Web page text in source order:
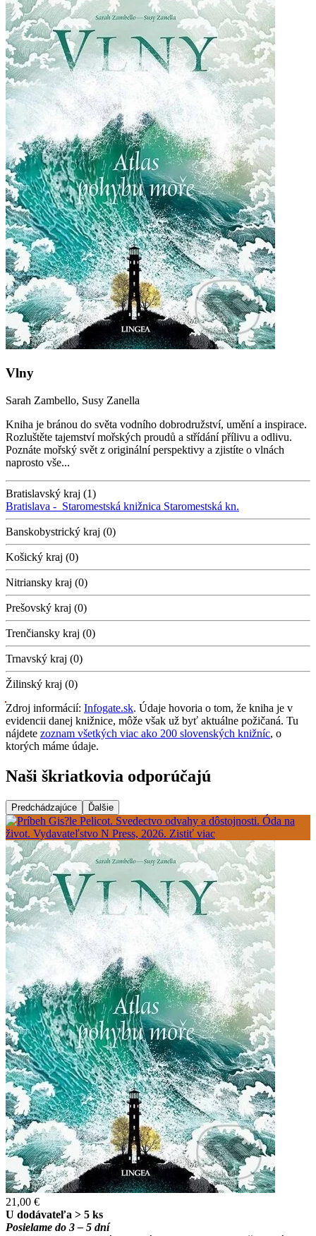
Vlny
Sarah Zambello, Susy Zanella
Kniha je bránou do světa vodního dobrodružství, umění a inspirace.
Rozluštěte tajemství mořských proudů a střídání přílivu a odlivu.
Poznáte mořský svět z originální perspektivy a zjistíte o vlnách
naprosto vše...
Bratislavský kraj (1)
Bratislava - Staromestská knižnica Staromestská kn.
Banskobystrický kraj (0)
Košický kraj (0)
Nitriansky kraj (0)
Prešovský kraj (0)
Trenčiansky kraj (0)
Trnavský kraj (0)
Žilinský kraj (0)
Zdroj informácií: Infogate.sk. Údaje hovoria o tom, že kniha je v
evidencii danej knižnice, môže však už byť aktuálne požičaná. Tu
nájdete zoznam všetkých viac ako 200 slovenských knižníc, o
ktorých máme údaje.
Naši škriatkovia odporúčajú
Predchádzajúce Ďalšie
21,00 €
U dodávateľa > 5 ks
Posielame do 3 – 5 dní